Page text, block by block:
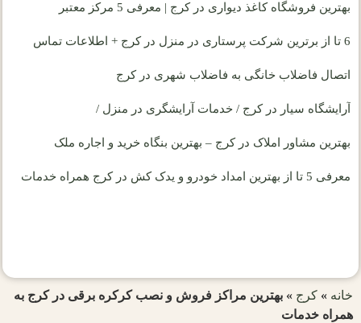
بهترین فروشگاه کاغذ دیواری در کرج | معرفی 5 مرکز معتبر
6 تا از برترین شرکت پرستاری در منزل در کرج + اطلاعات تماس
اتصال فاضلاب خانگی به فاضلاب شهری در کرج
آرایشگاه سیار در کرج / خدمات آرایشگری در منزل /
بهترین مشاور املاک در کرج – بهترین بنگاه خرید و اجاره ملک
معرفی 5 تا از بهترین امداد خودرو و یدک کش در کرج همراه خدمات
خانه » کرج » بهترین مراکز فروش و نصب کرکره برقی در کرج به
همراه خدمات